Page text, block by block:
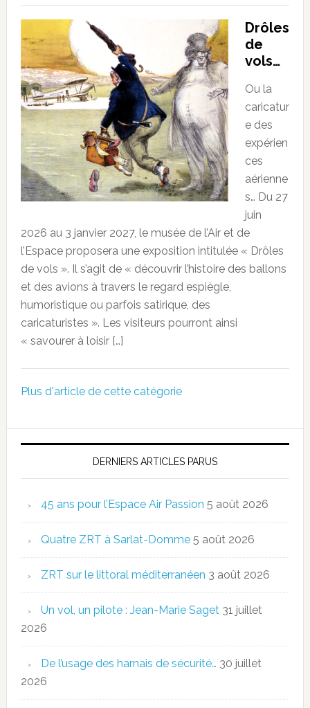
Drôles
de
vols…
Ou la
caricatur
e des
expérien
ces
aérienne
s… Du 27
juin
2026 au 3 janvier 2027, le musée de l’Air et de
l’Espace proposera une exposition intitulée « Drôles
de vols ». Il s’agit de « découvrir l’histoire des ballons
et des avions à travers le regard espiègle,
humoristique ou parfois satirique, des
caricaturistes ». Les visiteurs pourront ainsi
« savourer à loisir […]
Plus d'article de cette catégorie
DERNIERS ARTICLES PARUS
45 ans pour l’Espace Air Passion 5 août 2026
Quatre ZRT à Sarlat-Domme 5 août 2026
ZRT sur le littoral méditerranéen 3 août 2026
Un vol, un pilote : Jean-Marie Saget 31 juillet
2026
De l’usage des harnais de sécurité… 30 juillet
2026